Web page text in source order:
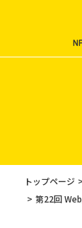
トップページ
第22回